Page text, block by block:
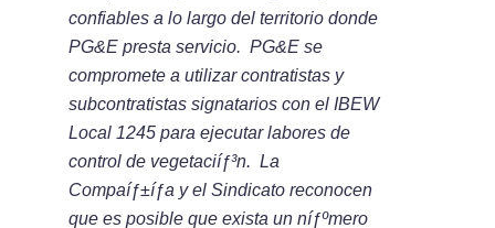
confiables a lo largo del territorio donde
PG&E presta servicio. PG&E se
compromete a utilizar contratistas y
subcontratistas signatarios con el IBEW
Local 1245 para ejecutar labores de
control de vegetaciíƒ³n. La
Compaíƒ±íƒ­a y el Sindicato reconocen
que es posible que exista un níƒºmero